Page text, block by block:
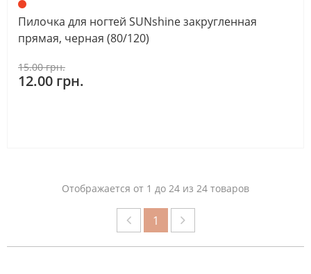
Пилочка для ногтей SUNshine закругленная
прямая, черная (80/120)
15.00 грн.
12.00 грн.
Отображается от 1 до 24 из 24 товаров
1